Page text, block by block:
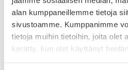
alan kumppaneillemme tietoja
sivustoamme. Kumppanimme
tietoja muihin tietoihin, joita olet
kerätty, kun olet käyttänyt
Fuel cells Geothermal energy